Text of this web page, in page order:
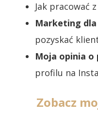
Jak pracować
Marketing
pozyskać
Moja opinia
profilu na
Zobacz